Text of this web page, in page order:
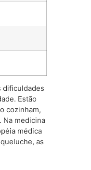
dificuldades
Estão
cozinham,
Na medicina
médica
as